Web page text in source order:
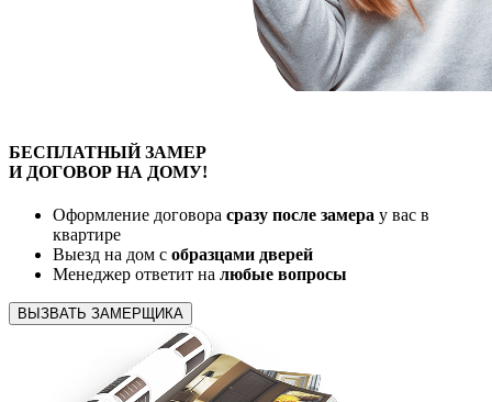
БЕСПЛАТНЫЙЗАМЕР
И ДОГОВОР НА ДОМУ!
Оформление договора сразу после замера у вас в
квартире
Выезд на дом с образцами дверей
Менеджер ответит на любые вопросы
ВЫЗВАТЬ ЗАМЕРЩИКА